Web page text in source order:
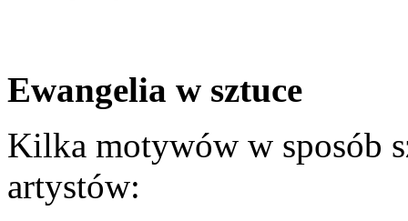
Ewangelia w sztuce
Kilka motywów w sposób
artystów: